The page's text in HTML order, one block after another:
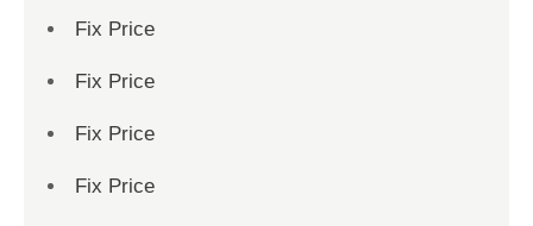
Fix Price
Fix Price
Fix Price
Fix Price